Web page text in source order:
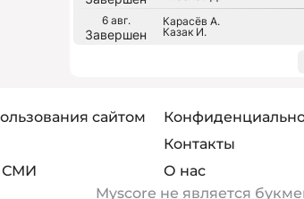
6 авг.
Завершен
Карасёв А.
Казак И.
сайтом
Контакты
СМИ
О нас
Myscore не является